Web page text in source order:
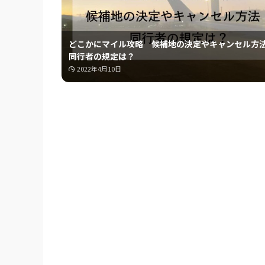
どこかにマイル攻略 候補地の決定やキャンセル
同行者の規定は？
2022年4月10日